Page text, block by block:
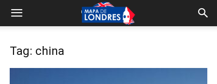
Tag: china